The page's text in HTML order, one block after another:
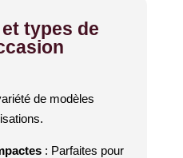
types de
de modèles
: Parfaites pour